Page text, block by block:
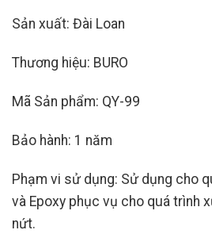
Sản xuất: Đài Loan
Thương hiệu: BURO
Mã Sản phẩm: QY-99
Bảo hành: 1 năm
Phạm vi sử dụng: Sử dụng cho
và Epoxy phục vụ cho quá trình
nứt.